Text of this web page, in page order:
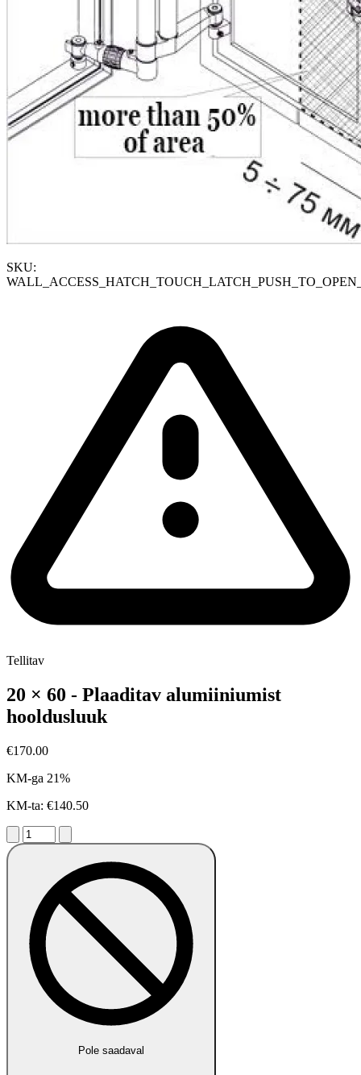
SKU:
Tellitav
20 × 60 - Plaaditav alumiiniumist
hooldusluuk
€170.00
KM-ga 21%
KM-ta: €140.50
Pole saadaval